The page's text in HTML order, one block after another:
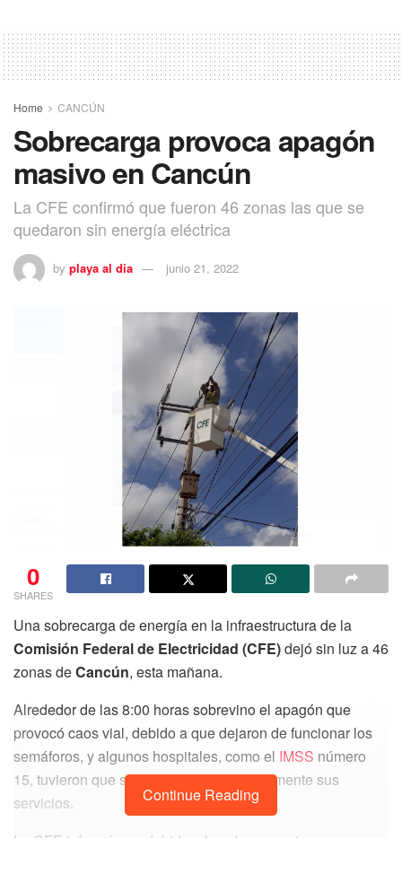
Home CANCÚN
Sobrecarga provoca apagón
masivo en Cancún
La CFE confirmó que fueron 46 zonas las que se
quedaron sin energía eléctrica
by playa al dia junio 21, 2022
0
SHARES
Una sobrecarga de energía en la infraestructura de la
Comisión Federal de Electricidad (CFE)dejó sin luz a 46
zonas deCancún, esta mañana.
Alrededor de las 8:00 horas sobrevino el apagón que
provocó caos vial, debido a que dejaron de funcionar los
semáforos, y algunos hospitales, como el IMSS número
15, tuvieron que suspender momentáneamente sus
servicios.
La CFE informó que debido a la sobrecarga tuvo que
Continue Reading